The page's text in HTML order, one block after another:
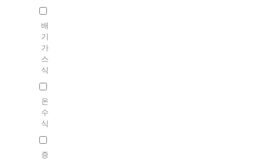
배
기
가
스
식
온
수
식
증